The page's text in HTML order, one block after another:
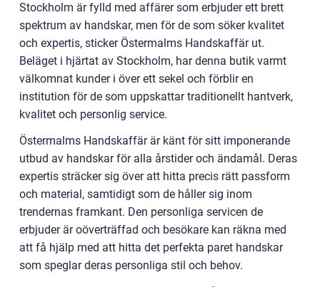
Stockholm är fylld med affärer som erbjuder ett brett
spektrum av handskar, men för de som söker kvalitet
och expertis, sticker Östermalms Handskaffär ut.
Beläget i hjärtat av Stockholm, har denna butik varmt
välkomnat kunder i över ett sekel och förblir en
institution för de som uppskattar traditionellt hantverk,
kvalitet och personlig service.
Östermalms Handskaffär är känt för sitt imponerande
utbud av handskar för alla årstider och ändamål. Deras
expertis sträcker sig över att hitta precis rätt passform
och material, samtidigt som de håller sig inom
trendernas framkant. Den personliga servicen de
erbjuder är oöverträffad och besökare kan räkna med
att få hjälp med att hitta det perfekta paret handskar
som speglar deras personliga stil och behov.